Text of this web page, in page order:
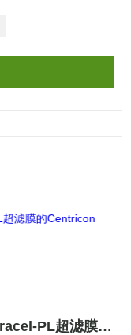
美国密理博Millipore高回收率Ultracel-PL超滤膜的Centricon Plus-70